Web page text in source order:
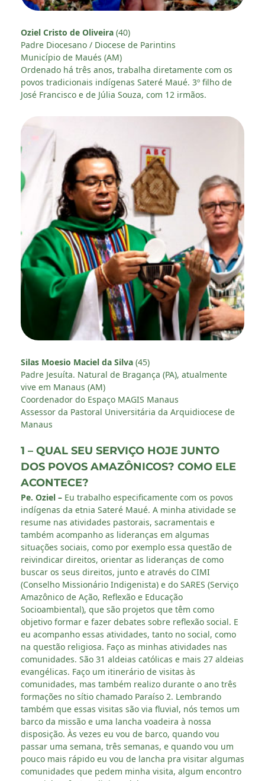
Oziel Cristo de Oliveira (40)
Padre Diocesano / Diocese de Parintins
Município de Maués (AM)
Ordenado há três anos, trabalha diretamente com os
povos tradicionais indígenas Sateré Maué. 3º filho de
José Francisco e de Júlia Souza, com 12 irmãos.
Silas Moesio Maciel da Silva (45)
Padre Jesuíta. Natural de Bragança (PA), atualmente
vive em Manaus (AM)
Coordenador do Espaço MAGIS Manaus
Assessor da Pastoral Universitária da Arquidiocese de
Manaus
1 – QUAL SEU SERVIÇO HOJE JUNTO
DOS POVOS AMAZÔNICOS? COMO ELE
ACONTECE?
Pe. Oziel – Eu trabalho especificamente com os povos
indígenas da etnia Sateré Maué. A minha atividade se
resume nas atividades pastorais, sacramentais e
também acompanho as lideranças em algumas
situações sociais, como por exemplo essa questão de
reivindicar direitos, orientar as lideranças de como
buscar os seus direitos, junto e através do CIMI
(Conselho Missionário Indigenista) e do SARES (Serviço
Amazônico de Ação, Reflexão e Educação
Socioambiental), que são projetos que têm como
objetivo formar e fazer debates sobre reflexão social. E
eu acompanho essas atividades, tanto no social, como
na questão religiosa. Faço as minhas atividades nas
comunidades. São 31 aldeias católicas e mais 27 aldeias
evangélicas. Faço um itinerário de visitas às
comunidades, mas também realizo durante o ano três
formações no sítio chamado Paraíso 2. Lembrando
também que essas visitas são via fluvial, nós temos um
barco da missão e uma lancha voadeira à nossa
disposição. Às vezes eu vou de barco, quando vou
passar uma semana, três semanas, e quando vou um
pouco mais rápido eu vou de lancha pra visitar algumas
comunidades que pedem minha visita, algum encontro